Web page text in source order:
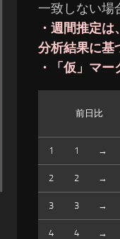
一致しない場
・週間推定
分析結果に基
・「仮」マ
前日比
1 1 →
2 2 →
3 3 →
4 4 →